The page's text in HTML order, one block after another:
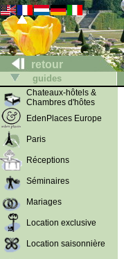
retour
guides
Chateaux-hôtels &
Chambres d'hôtes
EdenPlaces Europe
Paris
Réceptions
Séminaires
Mariages
Location exclusive
Location saisonnière